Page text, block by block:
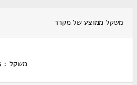
משקל ממוצע של מקרר
משקל : 45 – 50 קילו